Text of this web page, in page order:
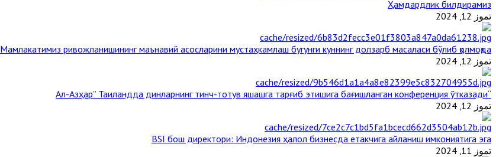
Ҳамдардлик билдирамиз
تموز 12, 2024
Мамлакатимиз ривожланишининг маънавий асосларини мустаҳкамлаш бугунги куннинг долзарб масаласи бўлиб қолмоқда
تموز 12, 2024
“Ал-Азҳар” Таиландда динларнинг тинч-тотув яшашга тарғиб этишига бағишланган конференция ўтказади
تموز 12, 2024
BSI бош директори: Индонезия ҳалол бизнесда етакчига айланиш имкониятига эга
تموز 11, 2024